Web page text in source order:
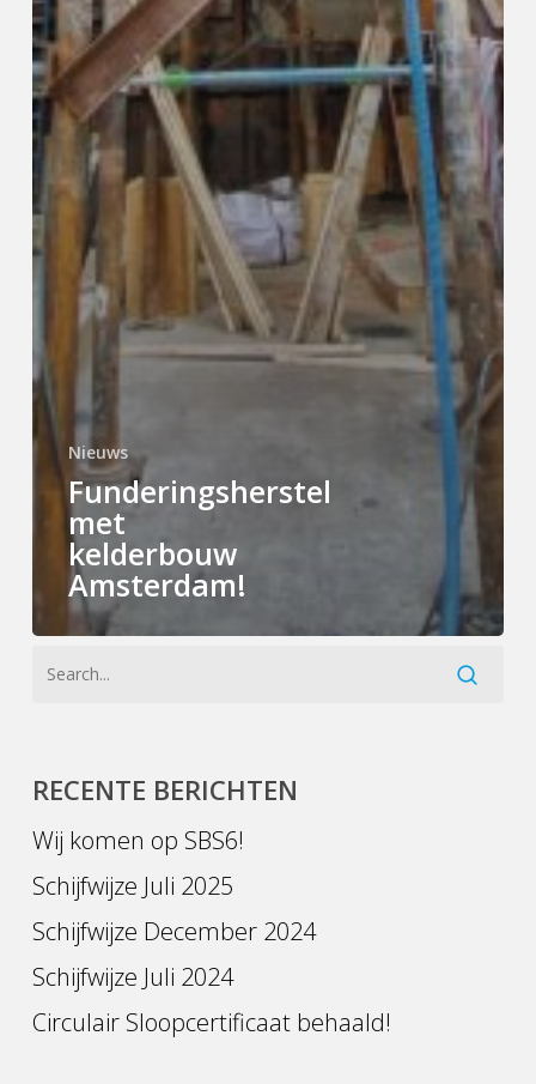
Nieuws
Funderingsherstel
met
kelderbouw
Amsterdam!
RECENTE BERICHTEN
Wij komen op SBS6!
Schijfwijze Juli 2025
Schijfwijze December 2024
Schijfwijze Juli 2024
Circulair Sloopcertificaat behaald!